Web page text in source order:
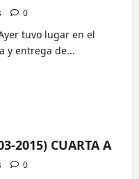
0
tuvo lugar en el
y entrega de...
2015) CUARTA A
0